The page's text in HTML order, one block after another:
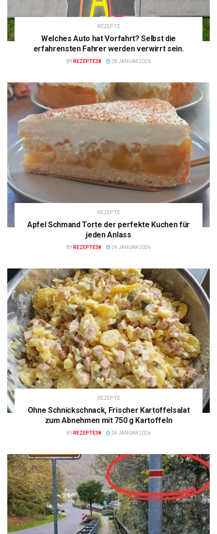
REZEPTE
Welches Auto hat Vorfahrt? Selbst die
erfahrensten Fahrer werden verwirrt sein.
BY REZEPTE38 28 JANUAR 2026
REZEPTE
Apfel Schmand Torte der perfekte Kuchen für
jeden Anlass
BY REZEPTE38 24 JANUAR 2026
REZEPTE
Ohne Schnickschnack, Frischer Kartoffelsalat
zum Abnehmen mit 750 g Kartoffeln
BY REZEPTE38 24 JANUAR 2026